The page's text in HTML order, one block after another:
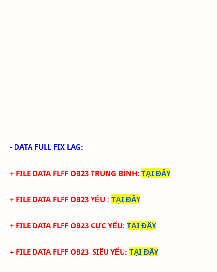
- DATA FULL FIX LAG:
+ FILE DATA FLFF OB23 TRUNG BÌNH: TẠI ĐÂY
+ FILE DATA FLFF OB23 YẾU : TẠI ĐÂY
+ FILE DATA FLFF OB23 CỰC YẾU: TẠI ĐÂY
+ FILE DATA FLFF OB23 SIÊU YẾU: TẠI ĐÂY